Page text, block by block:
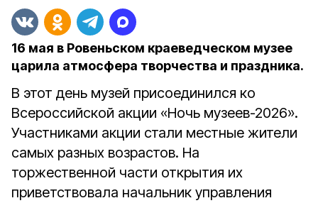
16 мая в Ровеньском краеведческом музее
царила атмосфера творчества и праздника.
В этот день музей присоединился ко
Всероссийской акции «Ночь музеев-2026».
Участниками акции стали местные жители
самых разных возрастов. На
торжественной части открытия их
приветствовала начальник управления